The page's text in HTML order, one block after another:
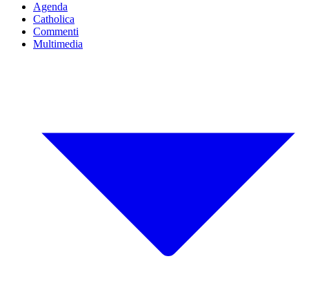
Agenda
Catholica
Commenti
Multimedia